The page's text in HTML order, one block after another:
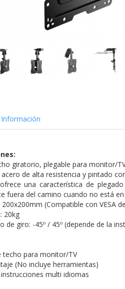
Información
giratorio, plegable para monitor/
de alta resistencia y pintado
una característica de
fuera del camino cuando no está en
200x200mm (Compatible con VESA
20kg
de giro: -45º / 45º (depende de la
techo para monitor/TV
(No incluye herramientas)
multi idiomas